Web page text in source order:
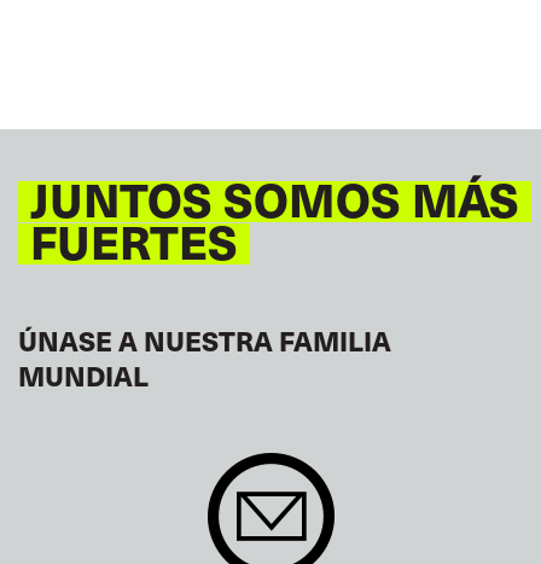
JUNTOS SOMOS MÁS
FUERTES
ÚNASE A NUESTRA FAMILIA
MUNDIAL